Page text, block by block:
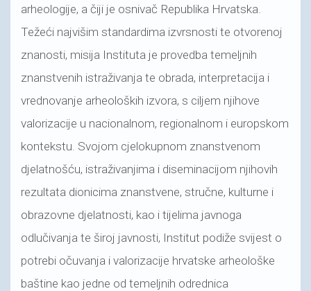
arheologije, a čiji je osnivač Republika Hrvatska.
Težeći najvišim standardima izvrsnosti te otvorenoj
znanosti, misija Instituta je provedba temeljnih
znanstvenih istraživanja te obrada, interpretacija i
vrednovanje arheoloških izvora, s ciljem njihove
valorizacije u nacionalnom, regionalnom i europskom
kontekstu. Svojom cjelokupnom znanstvenom
djelatnošću, istraživanjima i diseminacijom njihovih
rezultata dionicima znanstvene, stručne, kulturne i
obrazovne djelatnosti, kao i tijelima javnoga
odlučivanja te široj javnosti, Institut podiže svijest o
potrebi očuvanja i valorizacije hrvatske arheološke
baštine kao jedne od temeljnih odrednica